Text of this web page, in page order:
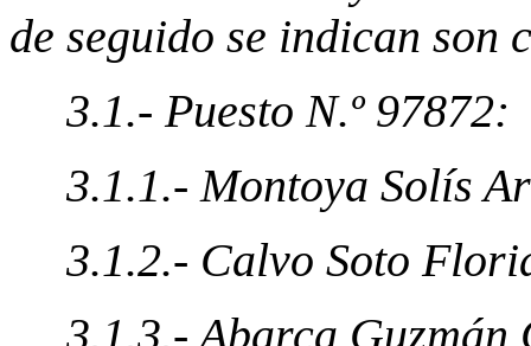
de seguido se indican son
3.1.- Puesto N.º 97872:
3.1.1.- Montoya Solís
3.1.2.- Calvo Soto
3.1.3.- Abarca Guzmán